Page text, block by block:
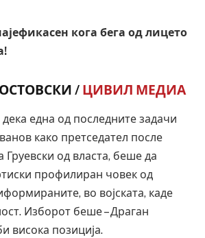
кога бега од лицето
/ ЦИВИЛ МЕДИА
една од последните задачи
како претседател после
од власта, беше да
профилиран човек од
во војската, каде
Изборот беше – Драган
висока позиција.